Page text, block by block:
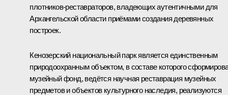
плотников-реставраторов, владеющих аутентичными для
Архангельской области приёмами создания деревянных
построек.
Кенозерский национальный парк является единственным
природоохранным объектом, в составе которого
музейный фонд, ведётся научная реставрация музейных
предметов и объектов культурного наследия, реализуются